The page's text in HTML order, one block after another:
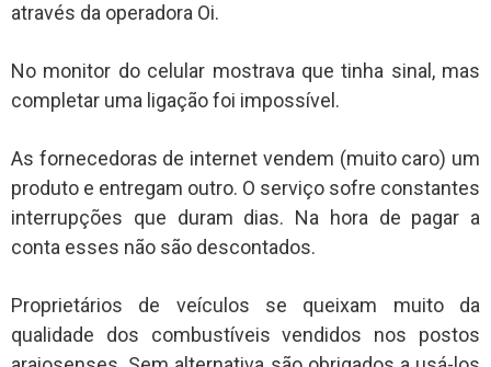
através da operadora Oi.
No monitor do celular mostrava que tinha sinal, mas
completar uma ligação foi impossível.
As fornecedoras de internet vendem (muito caro) um
produto e entregam outro. O serviço sofre constantes
interrupções que duram dias. Na hora de pagar a
conta esses não são descontados.
Proprietários de veículos se queixam muito da
qualidade dos combustíveis vendidos nos postos